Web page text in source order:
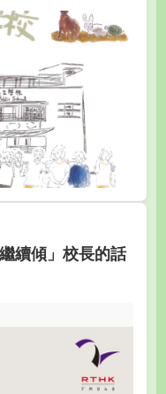
續傾」校長的話